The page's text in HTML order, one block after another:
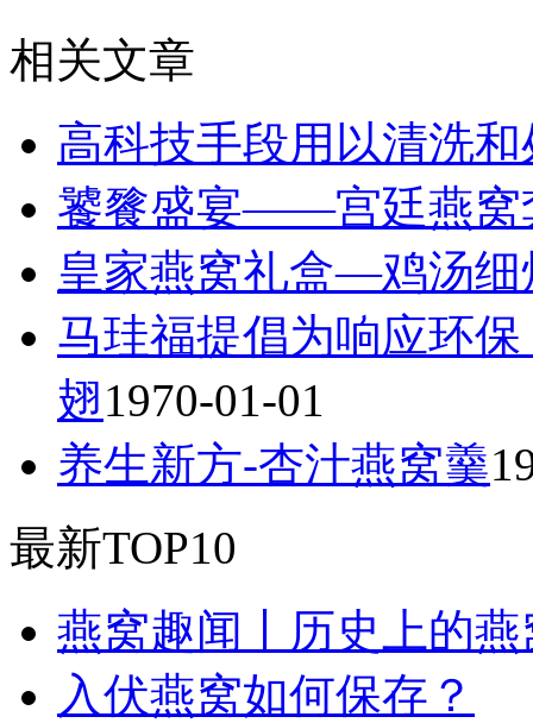
相关文章
高科技手段用以清洗
饕餮盛宴——宫廷燕窝
皇家燕窝礼盒—鸡汤细
马珪福提倡为响应环
翅1970-01-01
养生新方-杏汁燕窝羹
最新TOP10
燕窝趣闻丨历史上的
入伏燕窝如何保存？